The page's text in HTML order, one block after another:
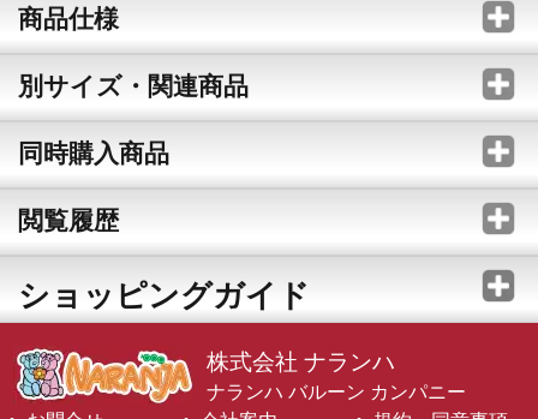
商品仕様
別サイズ・関連商品
同時購入商品
閲覧履歴
ショッピングガイド
株式会社 ナランハ
ナランハ バルーン カンパニー